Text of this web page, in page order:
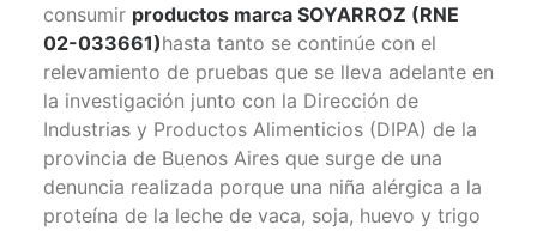
consumir productos marca SOYARROZ (RNE
02-033661)hasta tanto se continúe con el
relevamiento de pruebas que se lleva adelante en
la investigación junto con la Dirección de
Industrias y Productos Alimenticios (DIPA) de la
provincia de Buenos Aires que surge de una
denuncia realizada porque una niña alérgica a la
proteína de la leche de vaca, soja, huevo y trigo